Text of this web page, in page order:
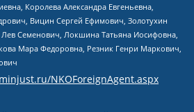
Королева Александра Евгеньевна,
Вицин Сергей Ефимович, Золотухин
Семенович, Локшина Татьяна Иосифовна,
Мара Федоровна, Резник Генри Маркович,
NKOForeignAgent.aspx